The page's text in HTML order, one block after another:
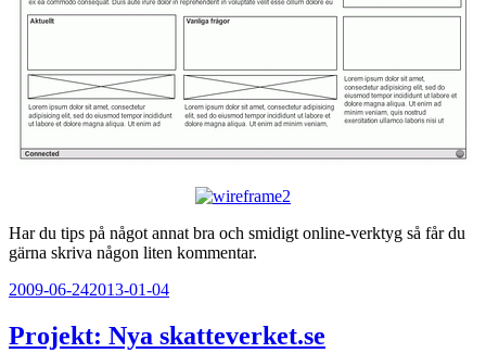
Har du tips på något annat bra och smidigt online-verktyg så får du
gärna skriva någon liten kommentar.
Publicerat
2009-06-242013-01-04
Projekt: Nya skatteverket.se